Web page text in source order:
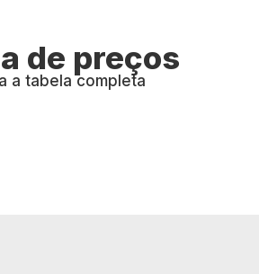
de preços
a tabela completa